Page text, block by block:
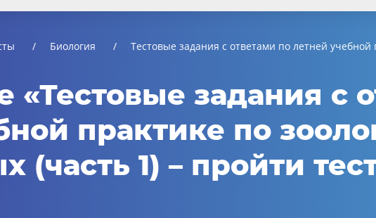
Биология Тестовые задания с ответами по летней
«Тестовые задания с
практике по
(часть 1) – пройти